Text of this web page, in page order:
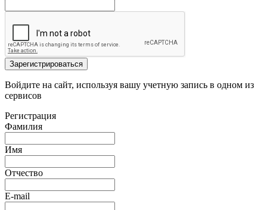
Зарегистрироваться
Войдите на сайт, используя вашу учетную запись в одном из
сервисов
Регистрация
Фамилия
Имя
Отчество
E-mail